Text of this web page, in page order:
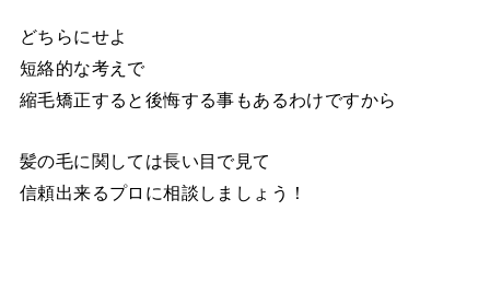
どちらにせよ
短絡的な考えで
縮毛矯正すると後悔する事もあるわけですから
髪の毛に関しては長い目で見て
信頼出来るプロに相談しましょう！